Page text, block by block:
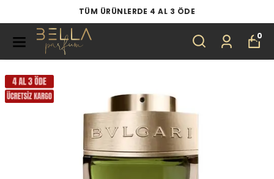
TÜM ÜRÜNLERDE 4 AL 3 ÖDE
0